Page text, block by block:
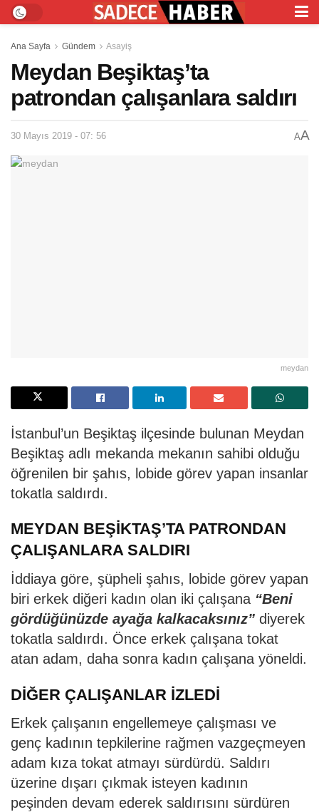
Ana Sayfa Gündem Asayiş
Meydan Beşiktaş’ta
patrondan çalışanlara saldırı
30 Mayıs 2019 - 07: 56 AA
meydan
İstanbul’un Beşiktaş ilçesinde bulunan Meydan
Beşiktaş adlı mekanda mekanın sahibi olduğu
öğrenilen bir şahıs, lobide görev yapan insanlar
tokatla saldırdı.
MEYDAN BEŞİKTAŞ’TA PATRONDAN
ÇALIŞANLARA SALDIRI
İddiaya göre, şüpheli şahıs, lobide görev yapan
biri erkek diğeri kadın olan iki çalışana “Beni
gördüğünüzde ayağa kalkacaksınız” diyerek
tokatla saldırdı. Önce erkek çalışana tokat
atan adam, daha sonra kadın çalışana yöneldi.
DİĞER ÇALIŞANLAR İZLEDİ
Erkek çalışanın engellemeye çalışması ve
genç kadının tepkilerine rağmen vazgeçmeyen
adam kıza tokat atmayı sürdürdü. Saldırı
üzerine dışarı çıkmak isteyen kadının
peşinden devam ederek saldırısını sürdüren